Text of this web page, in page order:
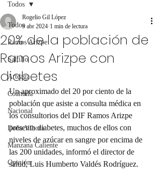
Todos
Ramos Arizpe
Saltillo
Arteaga
Coahuila
Nacional
Doña Víbora
Manzana Caliente
Opinión
Todos
20% de la población de
Ramos Arizpe con
diabetes
Rogelio Gil López
9 abr 2024 1 min de lectura
Un aproximado del 20 por ciento de la
población que asiste a consulta médica en
los consultorios del DIF Ramos Arizpe
presenta diabetes, muchos de ellos con
niveles de azúcar en sangre por encima de
las 200 unidades, informó el director de
salud, Luis Humberto Valdés Rodríguez.